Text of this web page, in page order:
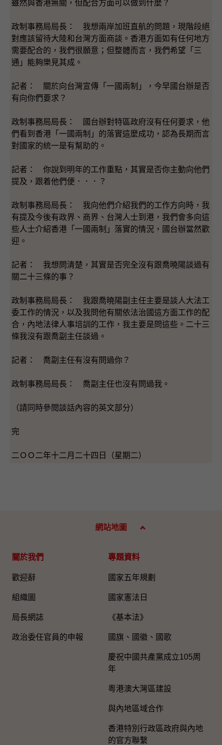
雖然與香港無關，但配合方面可以做到什麼？
政制事務局局長： 我想兩岸加班直航的問題，現階段絕
對應該留待大陸和台灣方面商談。香港方面如有任何地方
需要配合的，我們很願意；但整體而言，我們希望「三
通」能夠樂見其成。
記者： 關於向台灣宣傳「一國兩制」，今早國台辦是否
有向你們要求？
政制事務局局長： 國台辦對特區政府沒有任何要求，他
們看到香港「一國兩制」的落實這麼成功，認為長期而言
對國家的統一是有幫助的。
記者： 你說到明年的工作重點，其實是否你主動向他們
提及，跟着他們便．．．？
政制事務局局長： 我向他們介紹我們的工作方向時，我
有提及今後有政界、商界、台灣人士到港，我們會多向這
些人士介紹香港「一國兩制」落實的情況，國台辦當然歡
迎。
記者： 我想問清楚，其實是否完全沒有跟喬曉陽談過有
關二十三條的事？
政制事務局局長： 我跟喬曉陽副主任主要是談人大法工
委工作的情況，以及我問他有關依法治國這方面工作的配
合，內地法律人事培訓的工作，我主要是問這些。二十三
條我沒有跟喬副主任談過。
記者： 喬副主任有沒有問過你？
政制事務局局長： 喬副主任也沒有問過我。
（請同時參閱談話內容的英文部分）
完
二ＯＯ二年十二月二十四日（星期二）
網站地圖
關於我們
歡迎辭
組織圖​
局長網誌
政治委任官員的申報
專題資料
國家五年規劃
國家憲法日
《基本法》
國旗、國徽、國歌
慶祝中國共產黨成立105周
年
粵港澳大灣區建設
與內地區域合作
香港特別行政區政府與內地
的官方聯繫